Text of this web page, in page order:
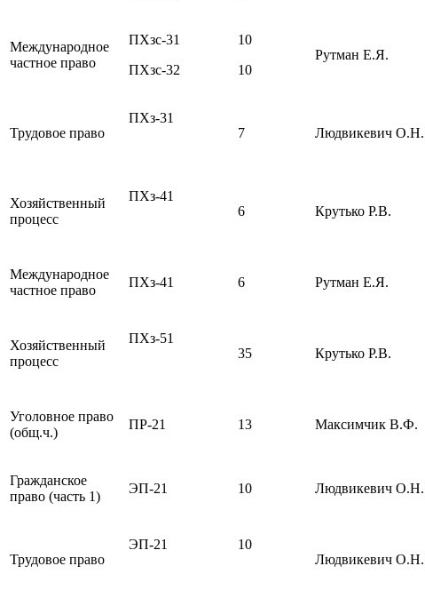
Международное
частное право
ПХзс-31
ПХзс-32
10
10
Рутман Е.Я.
Трудовое право
ПХз-31
7
Людвикевич О.Н.
Хозяйственный
процесс
ПХз-41
6
Крутько Р.В.
Международное
частное право
ПХз-41 6 Рутман Е.Я.
Хозяйственный
процесс
ПХз-51
35
Крутько Р.В.
Уголовное право
(общ.ч.)
ПР-21 13 Максимчик В.Ф.
Гражданское
право (часть 1)
ЭП-21 10 Людвикевич О.Н.
Трудовое право
ЭП-21
10
Людвикевич О.Н.